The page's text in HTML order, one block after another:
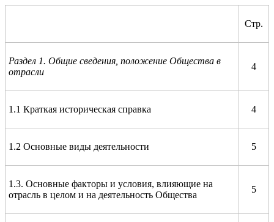
Стр.
Раздел 1. Общие сведения, положение Общества в
отрасли
4
1.1 Краткая историческая справка 4
1.2 Основные виды деятельности 5
1.3. Основные факторы и условия, влияющие на
отрасль в целом и на деятельность Общества
5